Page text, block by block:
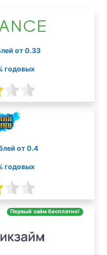
от 0.33
годовых
от 0.4
годовых
Первый займ бесплатно!